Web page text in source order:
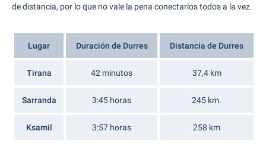
de distancia, por lo que no vale la pena conectarlos todos a la vez.
Lugar Duración de Durres Distancia de Durres
Tirana 42 minutos 37,4 km
Sarranda 3:45 horas 245 km.
Ksamil 3:57 horas 258 km